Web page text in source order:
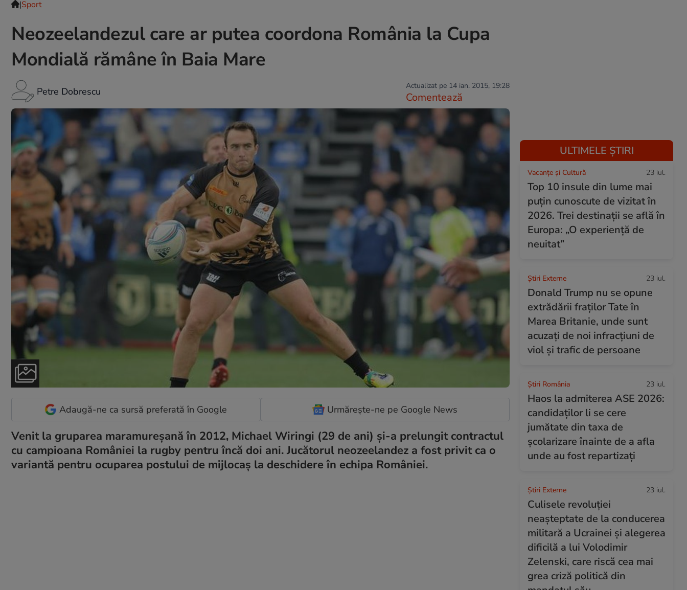
|Sport
Neozeelandezul care ar putea coordona România la Cupa
Mondială rămâne în Baia Mare
Petre Dobrescu Actualizat pe 14 ian. 2015, 19:28
Comentează
Adaugă-ne ca sursă preferată în Google Urmărește-ne pe Google News
Venit la gruparea maramureşană în 2012, Michael Wiringi (29 de ani) şi-a prelungit contractul
cu campioana României la rugby pentru încă doi ani. Jucătorul neozeelandez a fost privit ca o
variantă pentru ocuparea postului de mijlocaş la deschidere în echipa României.
ULTIMELE ȘTIRI
Vacanțe și Cultură 23 iul.
Top 10 insule din lume mai
puțin cunoscute de vizitat în
2026. Trei destinații se află în
Europa: „O experiență de
neuitat”
Știri Externe 23 iul.
Donald Trump nu se opune
extrădării fraților Tate în
Marea Britanie, unde sunt
acuzați de noi infracțiuni de
viol și trafic de persoane
Știri România 23 iul.
Haos la admiterea ASE 2026:
candidaților li se cere
jumătate din taxa de
școlarizare înainte de a afla
unde au fost repartizați
Știri Externe 23 iul.
Culisele revoluției
neașteptate de la conducerea
militară a Ucrainei și alegerea
dificilă a lui Volodimir
Zelenski, care riscă cea mai
grea criză politică din